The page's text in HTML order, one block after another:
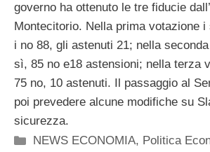
governo ha ottenuto le tre fiducie
Montecitorio. Nella prima votazione
i no 88, gli astenuti 21; nella
sì, 85 no e18 astensioni; nella terza
75 no, 10 astenuti. Il passaggio al
poi prevedere alcune modifiche su
sicurezza.
Categorie
NEWS ECONOMIA, Politica